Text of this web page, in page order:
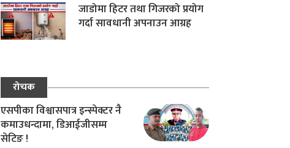
जाडोमा हिटर तथा गिजरको प्रयोग
गर्दा सावधानी अपनाउन आग्रह
रोचक
एसपीका विश्वासपात्र इन्स्पेक्टर नै
कमाउधन्दामा, डिआईजीसम्म
सेटिङ !